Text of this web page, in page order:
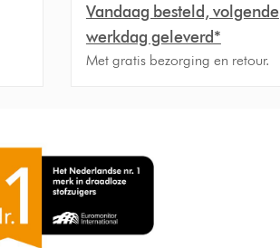
Vandaag besteld, volgende
werkdag geleverd*
Met gratis bezorging en retour.